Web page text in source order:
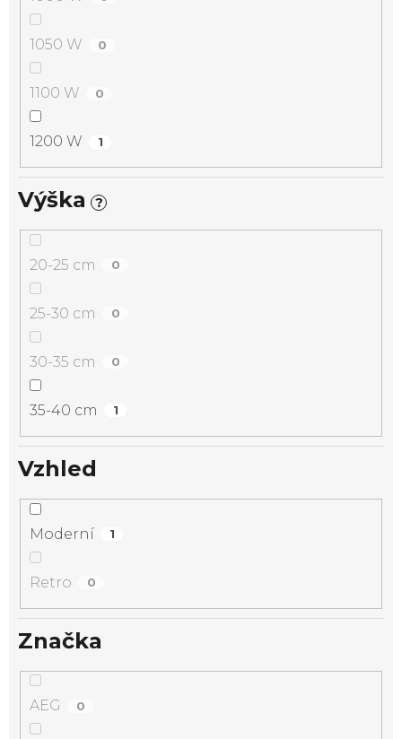
1050 W 0
1100 W 0
1200 W 1
Výška ?
20-25 cm 0
25-30 cm 0
30-35 cm 0
35-40 cm 1
Vzhled
Moderní 1
Retro 0
Značka
AEG 0